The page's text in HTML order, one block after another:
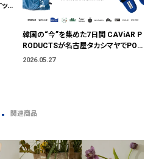
ト
ド
韓国の“今”を集めた7日間 CAViAR P
RODUCTSが名古屋タカシマヤでPOP
UP開催
2026.05.27
関連商品